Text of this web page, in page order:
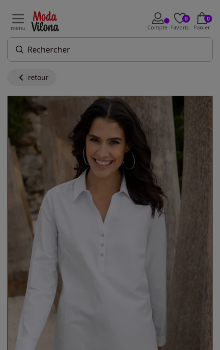
menu Compte
0
Favoris
0
Panier
retour